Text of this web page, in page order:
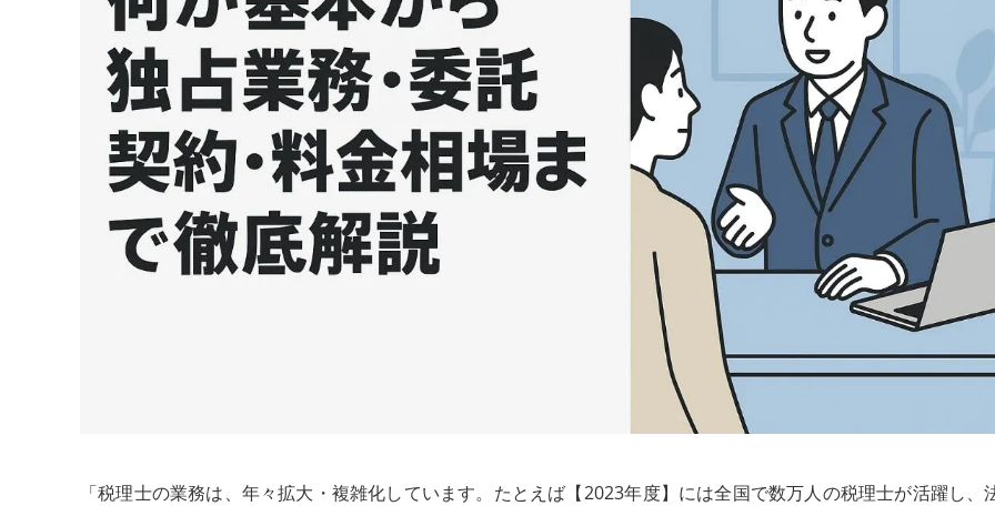
「税理士の業務は、年々拡大・複雑化しています。たとえば【2023年度】には全国で数万人の税理士が活躍し、